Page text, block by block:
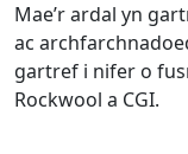
Mae’r ardal yn
ac
gartref i nifer o
Rockwool a CGI.